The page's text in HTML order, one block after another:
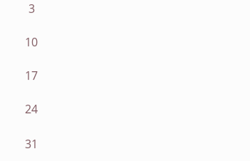
3
10
17
24
31